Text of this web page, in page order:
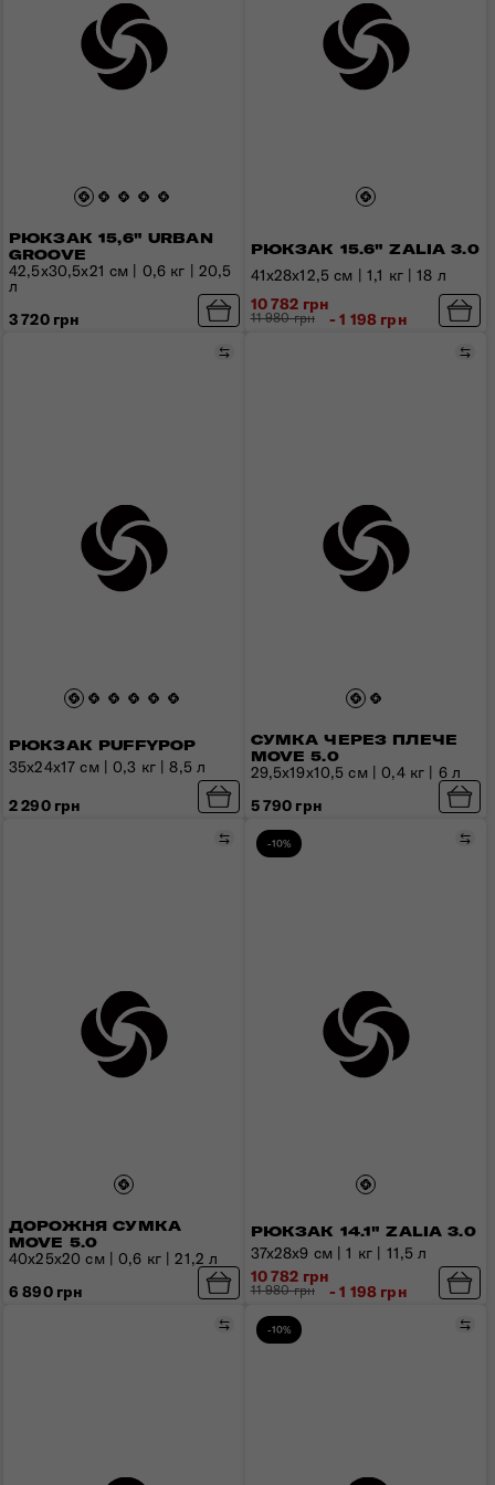
РЮКЗАК 15,6" URBAN
GROOVE
42,5x30,5x21 см | 0,6 кг | 20,5
л
3 720 грн
РЮКЗАК 15.6" ZALIA 3.0
41x28x12,5 см | 1,1 кг | 18 л
10 782 грн
11 980 грн - 1 198 грн
РЮКЗАК PUFFYPOP
Порівняти
35x24x17 см | 0,3 кг | 8,5 л
2 290 грн
СУМКА ЧЕРЕЗ ПЛЕЧЕ
MOVE 5.0
29,5x19x10,5 см | 0,4 кг | 6 л
5 790 грн
ДОРОЖНЯ СУМКА
MOVE 5.0
Порівняти
40х25х20 см | 0,6 кг | 21,2 л
6 890 грн
-10%
РЮКЗАК 14.1" ZALIA 3.0
37x28x9 см | 1 кг | 11,5 л
10 782 грн
11 980 грн - 1 198 грн
Порівняти
-10%